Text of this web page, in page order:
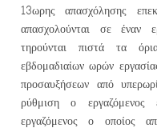
13ωρης απασχόλησης
απασχολούνται σε έναν
τηρούνται πιστά τα
εβδομαδιαίων ωρών
προσαυξήσεων από
ρύθμιση ο εργαζόμενος
εργαζόμενος ο οποίος